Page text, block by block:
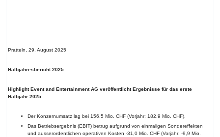
Pratteln, 29. August 2025
Halbjahresbericht 2025
Highlight Event and Entertainment AG veröffentlicht Ergebnisse für das erste
Halbjahr 2025
Der Konzernumsatz lag bei 156,5 Mio. CHF (Vorjahr: 182,9 Mio. CHF).
Das Betriebsergebnis (EBIT) betrug aufgrund von einmaligen Sondereffekten
und ausserordentlichen operativen Kosten -31,0 Mio. CHF (Vorjahr: -9,9 Mio.